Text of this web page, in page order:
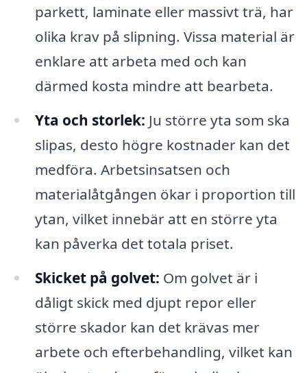
parkett, laminate eller massivt trä, har
olika krav på slipning. Vissa material är
enklare att arbeta med och kan
därmed kosta mindre att bearbeta.
Yta och storlek: Ju större yta som ska
slipas, desto högre kostnader kan det
medföra. Arbetsinsatsen och
materialåtgången ökar i proportion till
ytan, vilket innebär att en större yta
kan påverka det totala priset.
Skicket på golvet: Om golvet är i
dåligt skick med djupt repor eller
större skador kan det krävas mer
arbete och efterbehandling, vilket kan